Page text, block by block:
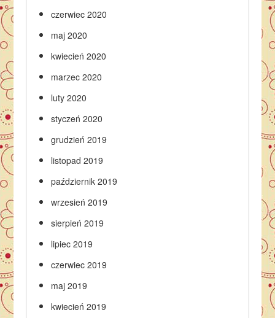
czerwiec 2020
maj 2020
kwiecień 2020
marzec 2020
luty 2020
styczeń 2020
grudzień 2019
listopad 2019
październik 2019
wrzesień 2019
sierpień 2019
lipiec 2019
czerwiec 2019
maj 2019
kwiecień 2019